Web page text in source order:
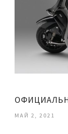
МАЙ 2, 2021